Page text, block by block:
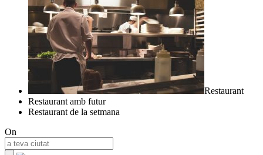
Restaurant
Restaurant amb futur
Restaurant de la setmana
On